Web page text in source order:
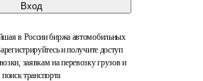
Вход
в России биржа автомобильных
и получите доступ
заявкам на перевозку грузов и
поиск транспорта